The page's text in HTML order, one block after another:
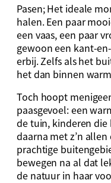
Pasen; Het ideale
halen. Een paar
een vaas, een paar
gewoon een kant-
erbij. Zelfs als het
het dan binnen
Toch hoopt
paasgevoel: een
de tuin, kinderen die
daarna met z’n
prachtige
bewegen na al dat
de natuur in haar